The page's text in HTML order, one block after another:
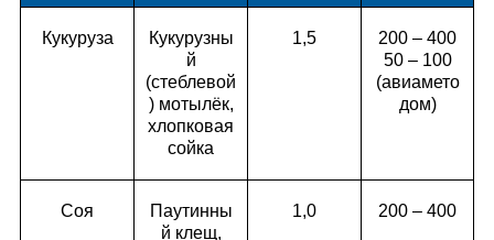
Кукуруза
Кукурузны
й
(стеблевой
) мотылёк,
хлопковая
сойка
1,5
200 – 400
50 – 100
(авиамето
дом)
Соя
Паутинны
й клещ,
1,0 200 – 400